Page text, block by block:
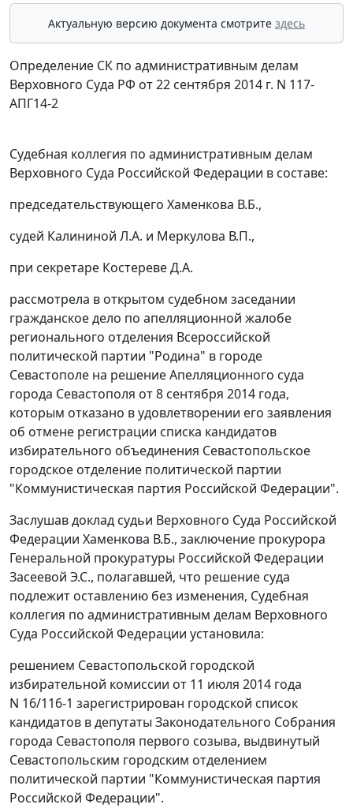
Актуальную версию документа смотрите здесь
Определение СК по административным делам
Верховного Суда РФ от 22 сентября 2014 г. N 117-
АПГ14-2
Судебная коллегия по административным делам
Верховного Суда Российской Федерации в составе:
председательствующего Хаменкова В.Б.,
судей Калининой Л.A. и Меркулова В.П.,
при секретаре Костереве Д.А.
рассмотрела в открытом судебном заседании
гражданское дело по апелляционной жалобе
регионального отделения Всероссийской
политической партии "Родина" в городе
Севастополе на решение Апелляционного суда
города Севастополя от 8 сентября 2014 года,
которым отказано в удовлетворении его заявления
об отмене регистрации списка кандидатов
избирательного объединения Севастопольское
городское отделение политической партии
"Коммунистическая партия Российской Федерации".
Заслушав доклад судьи Верховного Суда Российской
Федерации Хаменкова В.Б., заключение прокурора
Генеральной прокуратуры Российской Федерации
Засеевой Э.С., полагавшей, что решение суда
подлежит оставлению без изменения, Судебная
коллегия по административным делам Верховного
Суда Российской Федерации установила:
решением Севастопольской городской
избирательной комиссии от 11 июля 2014 года
N 16/116-1 зарегистрирован городской список
кандидатов в депутаты Законодательного Собрания
города Севастополя первого созыва, выдвинутый
Севастопольским городским отделением
политической партии "Коммунистическая партия
Российской Федерации".